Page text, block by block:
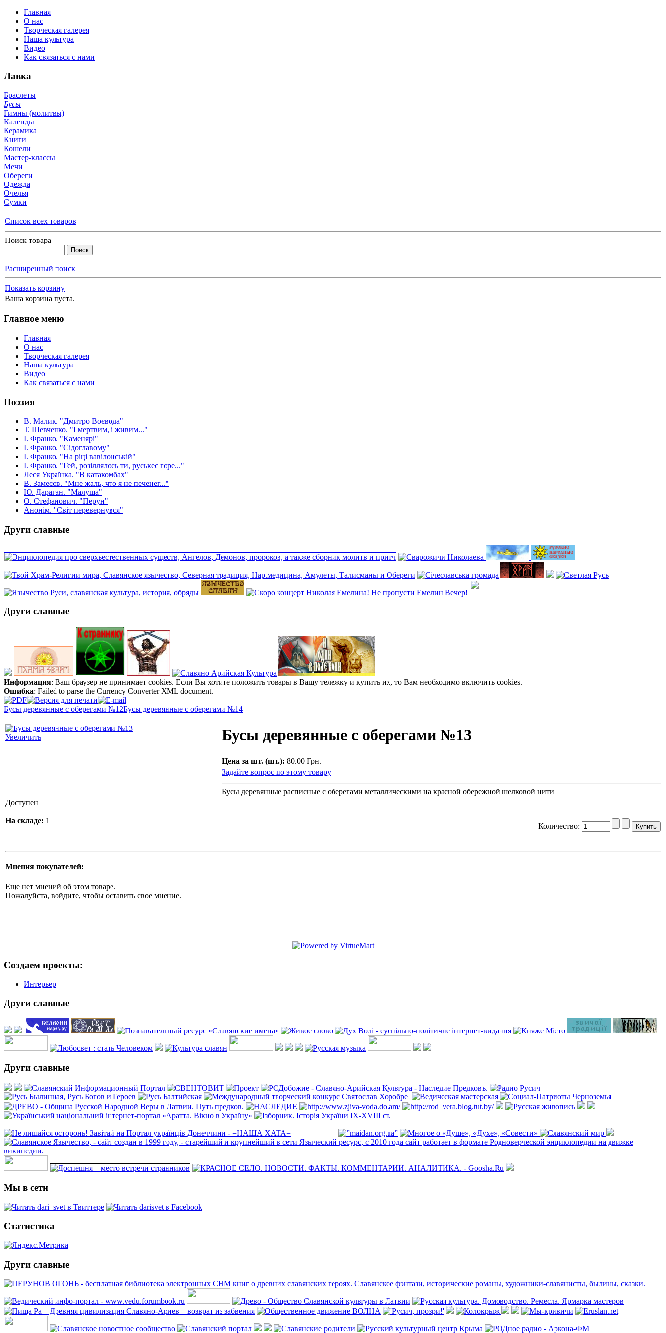
Главная
О нас
Творческая галерея
Наша культура
Видео
Как связаться с нами
Лавка
Браслеты
Бусы
Гимны (молитвы)
Календы
Керамика
Книги
Кошели
Мастер-классы
Мечи
Обереги
Одежда
Очелья
Сумки
Список всех товаров
Поиск товара
Расширенный поиск
Показать корзину
Ваша корзина пуста.
Главное меню
Главная
О нас
Творческая галерея
Наша культура
Видео
Как связаться с нами
Поэзия
В. Малик. "Дмитро Воєвода"
Т. Шевченко. "І мертвим, і живим..."
І. Франко. "Каменярі"
І. Франко. "Сідоглавому"
І. Франко. "На ріці вавілонській"
І. Франко. "Гей, розіллялось ти, руськеє горе..."
Леся Українка. "В катакомбах"
В. Замесов. "Мне жаль, что я не печенег..."
Ю. Дараган. "Малуша"
О. Стефанович. "Перун"
Анонім. "Світ перевернувся"
Други славные
Други славные
Информация: Ваш браузер не принимает cookies. Если Вы хотите положить товары в Вашу тележку и купить их, то Вам необходимо включить cookies.
Ошибка: Failed to parse the Currency Converter XML document.
Бусы деревянные с оберегами №12Бусы деревянные с оберегами №14
Увеличить Бусы деревянные с оберегами №13
Цена за шт. (шт.): 80.00 Грн.
Задайте вопрос по этому товару
Бусы деревянные расписные с оберегами металлическими на красной обережной шелковой нити
Доступен
На складе: 1
Количество:
Мнения покупателей:
Еще нет мнений об этом товаре.
Пожалуйста, войдите, чтобы оставить свое мнение.
Создаем проекты:
Интерьер
Други славные
Други славные
Мы в сети
Статистика
Други славные